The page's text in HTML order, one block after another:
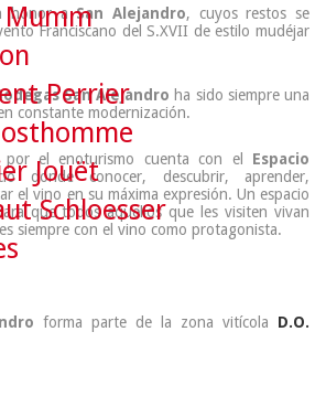
honor aSan Alejandro, cuyos restos se
Franciscano del S.XVII de estilo mudéjar
San Alejandro ha sido siempre una
constante modernización.
el enoturismo cuenta con el Espacio
donde conocer, descubrir, aprender,
el vino en su máxima expresión. Un espacio
que todos aquellos que les visiten vivan
siempre con el vino como protagonista.
forma parte de la zona vitícola D.O.
Mumm
Perrier
Jouët
Schloesser